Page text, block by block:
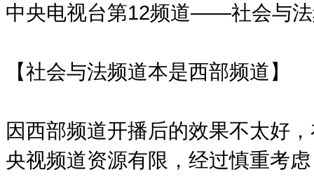
中央电视台第12频道——社会与
【社会与法频道本是西部频道】
因西部频道开播后的效果不太好
央视频道资源有限，经过慎重考